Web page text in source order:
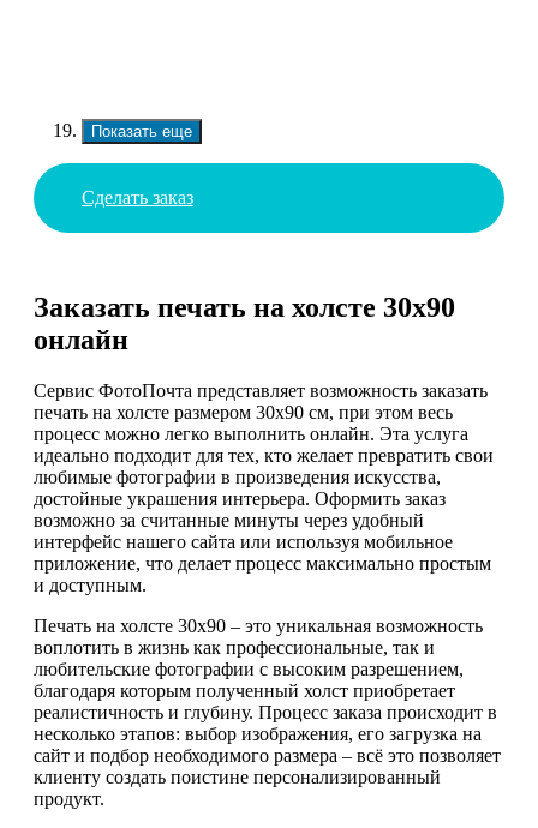
Показать еще
Сделать заказ
Заказать печать на холсте 30х90
онлайн
Сервис ФотоПочта представляет возможность заказать
печать на холсте размером 30х90 см, при этом весь
процесс можно легко выполнить онлайн. Эта услуга
идеально подходит для тех, кто желает превратить свои
любимые фотографии в произведения искусства,
достойные украшения интерьера. Оформить заказ
возможно за считанные минуты через удобный
интерфейс нашего сайта или используя мобильное
приложение, что делает процесс максимально простым
и доступным.
Печать на холсте 30х90 – это уникальная возможность
воплотить в жизнь как профессиональные, так и
любительские фотографии с высоким разрешением,
благодаря которым полученный холст приобретает
реалистичность и глубину. Процесс заказа происходит в
несколько этапов: выбор изображения, его загрузка на
сайт и подбор необходимого размера – всё это позволяет
клиенту создать поистине персонализированный
продукт.